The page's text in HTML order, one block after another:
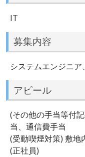
IT
募集内容
システムエンジニ
アピール
(その他の手当等付
当、通信費手当
(受動喫煙対策) 敷地
(正社員)